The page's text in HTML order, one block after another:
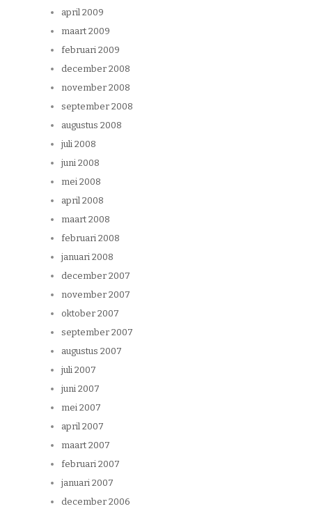
april 2009
maart 2009
februari 2009
december 2008
november 2008
september 2008
augustus 2008
juli 2008
juni 2008
mei 2008
april 2008
maart 2008
februari 2008
januari 2008
december 2007
november 2007
oktober 2007
september 2007
augustus 2007
juli 2007
juni 2007
mei 2007
april 2007
maart 2007
februari 2007
januari 2007
december 2006